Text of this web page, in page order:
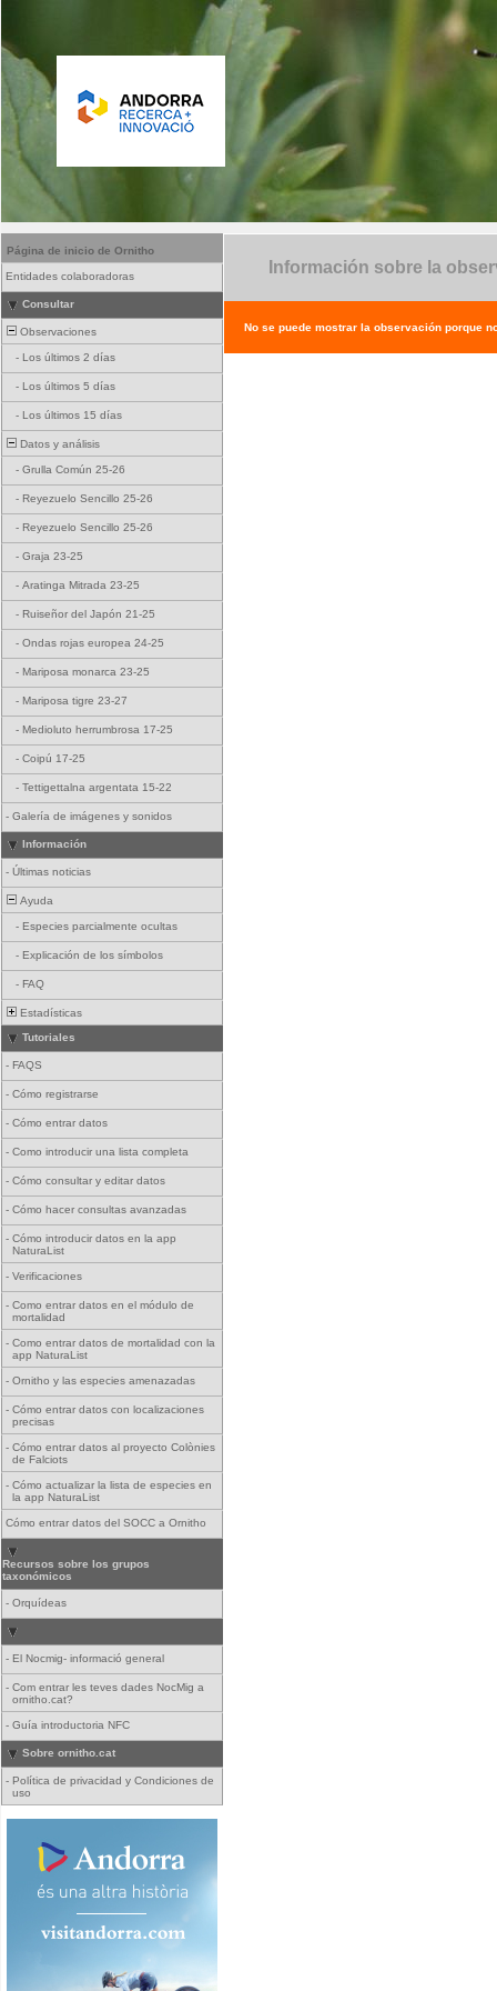
Página de inicio de Ornitho
Entidades colaboradoras
Consultar
Observaciones
- Los últimos 2 días
- Los últimos 5 días
- Los últimos 15 días
Datos y análisis
- Grulla Común 25-26
- Reyezuelo Sencillo 25-26
- Reyezuelo Sencillo 25-26
- Graja 23-25
- Aratinga Mitrada 23-25
- Ruiseñor del Japón 21-25
- Ondas rojas europea 24-25
- Mariposa monarca 23-25
- Mariposa tigre 23-27
- Medioluto herrumbrosa 17-25
- Coipú 17-25
- Tettigettalna argentata 15-22
- Galería de imágenes y sonidos
Información
- Últimas noticias
Ayuda
- Especies parcialmente ocultas
- Explicación de los símbolos
- FAQ
Estadísticas
Tutoriales
- FAQS
- Cómo registrarse
- Cómo entrar datos
- Como introducir una lista completa
- Cómo consultar y editar datos
- Cómo hacer consultas avanzadas
- Cómo introducir datos en la app
NaturaList
- Verificaciones
- Como entrar datos en el módulo de
mortalidad
- Como entrar datos de mortalidad con la
app NaturaList
- Ornitho y las especies amenazadas
- Cómo entrar datos con localizaciones
precisas
- Cómo entrar datos al proyecto Colònies
de Falciots
- Cómo actualizar la lista de especies en
la app NaturaList
Cómo entrar datos del SOCC a Ornitho
Recursos sobre los grupos
taxonómicos
- Orquídeas
- El Nocmig- informació general
- Com entrar les teves dades NocMig a
ornitho.cat?
- Guía introductoria NFC
Sobre ornitho.cat
- Política de privacidad y Condiciones de
uso
Información sobre la
No se puede mostrar la observación porque